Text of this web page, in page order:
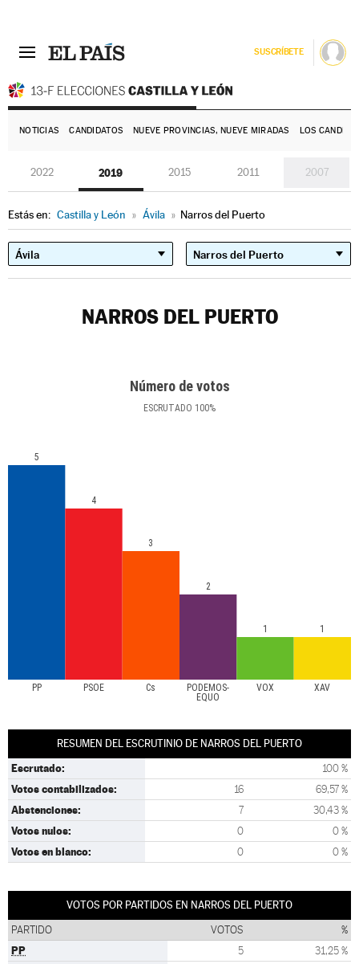
SUSCRÍBETE
NOTICIAS CANDIDATOS NUEVE PROVINCIAS, NUEVE MIRADAS LOS
2022 2019 2015 2011 2007
Estás en: Castilla y León » Ávila » Narros del Puerto
NARROS DEL PUERTO
Número de votos
ESCRUTADO 100%
PP PSOE Cs
PODEMOS-
EQUO
VOX XAV
5
4
3
2
1 1
RESUMEN DEL ESCRUTINIO DE NARROS DEL PUERTO
Escrutado: 100 %
Votos contabilizados: 16 69,57 %
Abstenciones: 7 30,43 %
Votos nulos: 0 0 %
Votos en blanco: 0 0 %
VOTOS POR PARTIDOS EN NARROS DEL PUERTO
PARTIDO VOTOS %
PP 5 31,25 %